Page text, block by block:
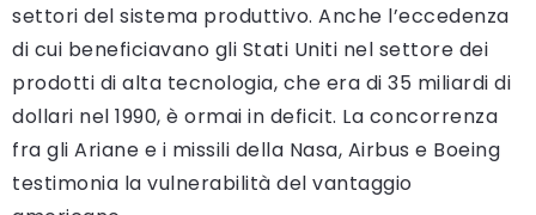
settori del sistema produttivo. Anche l’eccedenza
di cui beneficiavano gli Stati Uniti nel settore dei
prodotti di alta tecnologia, che era di 35 miliardi di
dollari nel 1990, è ormai in deficit. La concorrenza
fra gli Ariane e i missili della Nasa, Airbus e Boeing
testimonia la vulnerabilità del vantaggio